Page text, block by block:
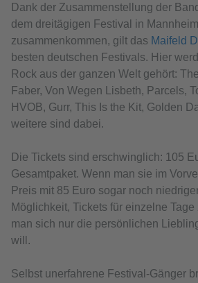
Dank der Zusammenstellung der
dem dreitägigen Festival in Mannheim
zusammenkommen, gilt das Maifeld
besten deutschen Festivals. Hier
Rock aus der ganzen Welt gehört:
Faber, Von Wegen Lisbeth, Parcels,
HVOB, Gurr, This Is the Kit, Golden
weitere sind dabei.
Die Tickets sind erschwinglich: 105
Gesamtpaket. Wenn man sie im
Preis mit 85 Euro sogar noch
Möglichkeit, Tickets für einzelne
man sich nur die persönlichen
will.
Selbst unerfahrene Festival-Gänger